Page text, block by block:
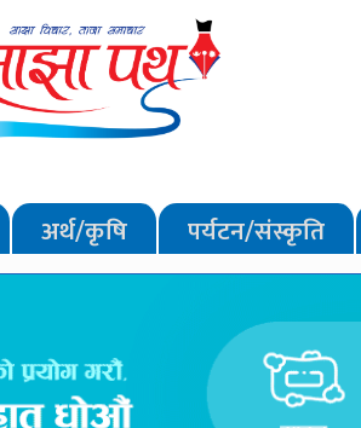
अर्थ/कृषि पर्यटन/संस्कृति